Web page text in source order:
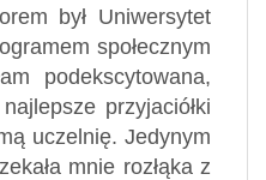
był Uniwersytet
społecznym
podekscytowana,
przyjaciółki
uczelnię. Jedynym
mnie rozłąka z